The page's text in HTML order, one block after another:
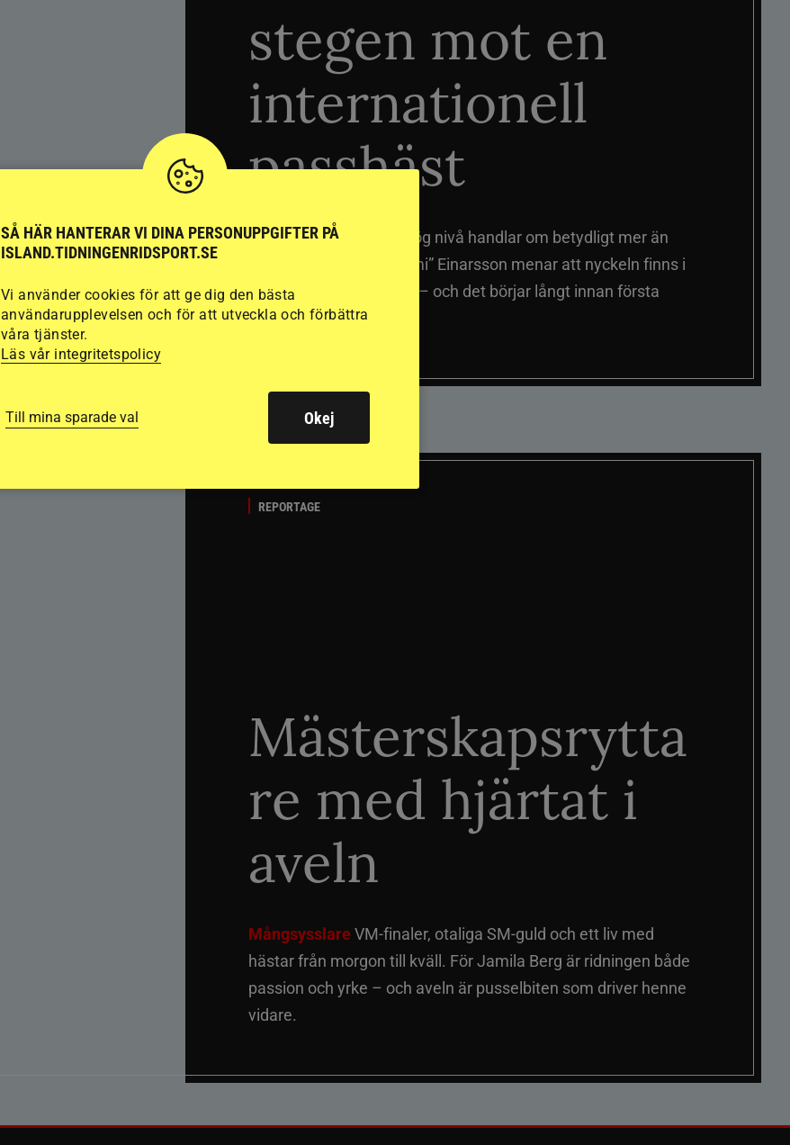
stegen mot en
internationell
passhäst
Del 1Att rida pass på hög nivå handlar om betydligt mer än
fart. Guðmundur “Gummi” Einarsson menar att nyckeln finns i
det många hoppar över – och det börjar långt innan första
passläggningen.
REPORTAGE
Mästerskapsrytta
re med hjärtat i
aveln
MångsysslareVM-finaler, otaliga SM-guld och ett liv med
hästar från morgon till kväll. För Jamila Berg är ridningen både
passion och yrke – och aveln är pusselbiten som driver henne
vidare.
SÅ HÄR HANTERAR VI DINA PERSONUPPGIFTER PÅ
ISLAND.TIDNINGENRIDSPORT.SE
Vi använder cookies för att ge dig den bästa
användarupplevelsen och för att utveckla och förbättra
våra tjänster.
Läs vår integritetspolicy
Till mina sparade val Okej